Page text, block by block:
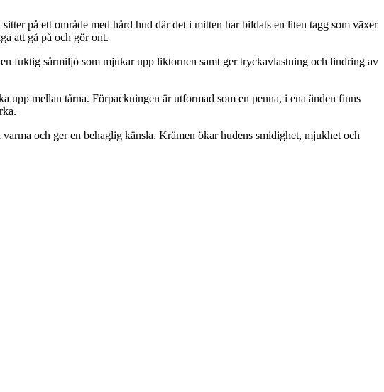
på ett område med hård hud där det i mitten har bildats en liten tagg som växer
att gå på och gör ont.
fuktig sårmiljö som mjukar upp liktornen samt ger tryckavlastning och lindring av
mellan tårna. Förpackningen är utformad som en penna, i ena änden finns
och ger en behaglig känsla. Krämen ökar hudens smidighet, mjukhet och